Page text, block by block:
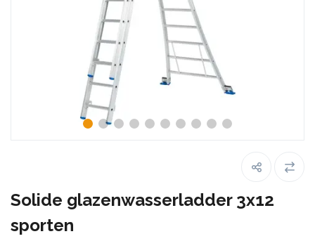
Solide glazenwasserladder 3x12
sporten